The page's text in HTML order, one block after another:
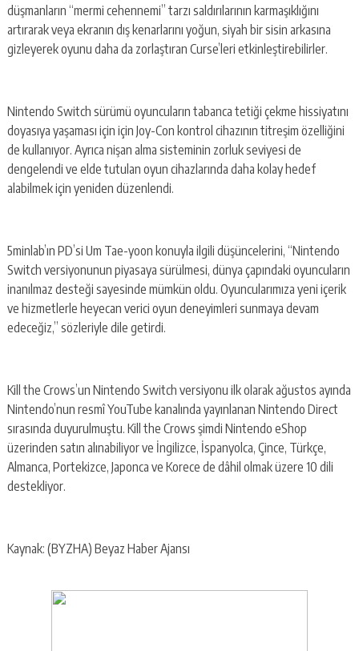
düşmanların “mermi cehennemi” tarzı saldırılarının karmaşıklığını
artırarak veya ekranın dış kenarlarını yoğun, siyah bir sisin arkasına
gizleyerek oyunu daha da zorlaştıran Curse’leri etkinleştirebilirler.
Nintendo Switch sürümü oyuncuların tabanca tetiği çekme hissiyatını
doyasıya yaşaması için için Joy-Con kontrol cihazının titreşim özelliğini
de kullanıyor. Ayrıca nişan alma sisteminin zorluk seviyesi de
dengelendi ve elde tutulan oyun cihazlarında daha kolay hedef
alabilmek için yeniden düzenlendi.
5minlab’ın PD’si Um Tae-yoon konuyla ilgili düşüncelerini, “Nintendo
Switch versiyonunun piyasaya sürülmesi, dünya çapındaki oyuncuların
inanılmaz desteği sayesinde mümkün oldu. Oyuncularımıza yeni içerik
ve hizmetlerle heyecan verici oyun deneyimleri sunmaya devam
edeceğiz,” sözleriyle dile getirdi.
Kill the Crows’un Nintendo Switch versiyonu ilk olarak ağustos ayında
Nintendo’nun resmî YouTube kanalında yayınlanan Nintendo Direct
sırasında duyurulmuştu. Kill the Crows şimdi Nintendo eShop
üzerinden satın alınabiliyor ve İngilizce, İspanyolca, Çince, Türkçe,
Almanca, Portekizce, Japonca ve Korece de dâhil olmak üzere 10 dili
destekliyor.
Kaynak: (BYZHA) Beyaz Haber Ajansı